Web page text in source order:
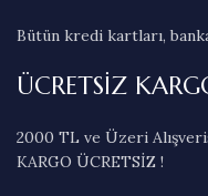
Bütün kredi kartları,
ÜCRETSİZ
2000 TL ve Üzeri
KARGO ÜCRETSİZ !